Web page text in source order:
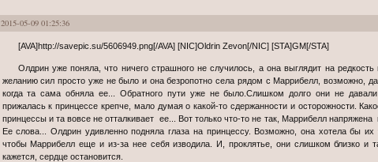
2015-05-09 01:25:36
[AVA]http://savepic.su/5606949.png[/AVA] [NIC]Oldrin Zevon[/NIC] [STA]GM[/STA]
Олдрин уже поняла, что ничего страшного не случилось, а она выглядит на редкость глупо сейчас, но сопротивляться
желанию сил просто уже не было и она безропотно села рядом с Маррибелл, возможно,
когда та сама обняла ее... Обратного пути уже не было.Слишком долго они не
прижалась к принцессе крепче, мало думая о какой-то сдержанности и осторожности.
принцессы и та вовсе не отталкивает ее... Вот только что-то не так, Маррибелл напряжена
Ее слова... Олдрин удивленно подняла глаза на принцессу. Возможно, она хотела бы
чтобы Маррибелл еще и из-за нее себя изводила. И, проклятье, они слишком близко и
кажется, сердце остановится.